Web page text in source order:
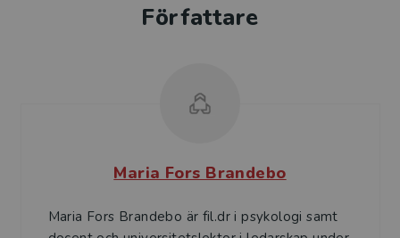
Författare
Maria Fors Brandebo
Maria Fors Brandebo är fil.dr i psykologi samt